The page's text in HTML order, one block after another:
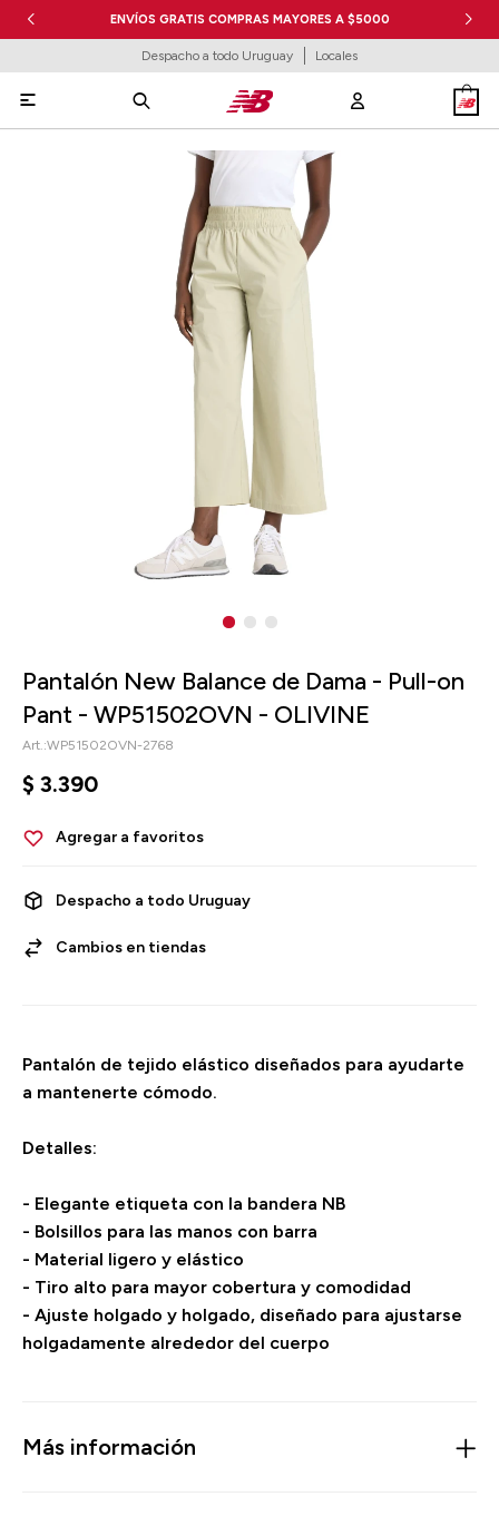
ENVÍOS GRATIS COMPRAS MAYORES A $5000
Despacho a todo Uruguay Locales

Pantalón New Balance de Dama - Pull-on
Pant - WP51502OVN - OLIVINE
WP51502OVN-2768
$ 3.390
Despacho a todo Uruguay
Cambios en tiendas
Pantalón de tejido elástico diseñados para ayudarte
a mantenerte cómodo.
Detalles:
- Elegante etiqueta con la bandera NB
- Bolsillos para las manos con barra
- Material ligero y elástico
- Tiro alto para mayor cobertura y comodidad
- Ajuste holgado y holgado, diseñado para ajustarse
holgadamente alrededor del cuerpo
Más información